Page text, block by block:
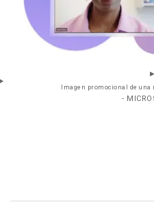
Imagen promocional de
-